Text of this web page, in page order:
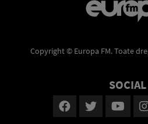
Copyright © Europa FM. Toate
SOCIAL